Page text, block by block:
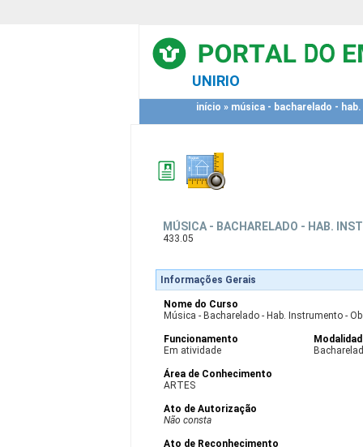
UNIRIO
início » música - bacharelado -
MÚSICA - BACHARELADO - HAB.
433.05
Informações Gerais
Nome do Curso
Música - Bacharelado - Hab. Instrumento -
Funcionamento
Em atividade
Área de Conhecimento
ARTES
Ato de Autorização
Não consta
Ato de Reconhecimento